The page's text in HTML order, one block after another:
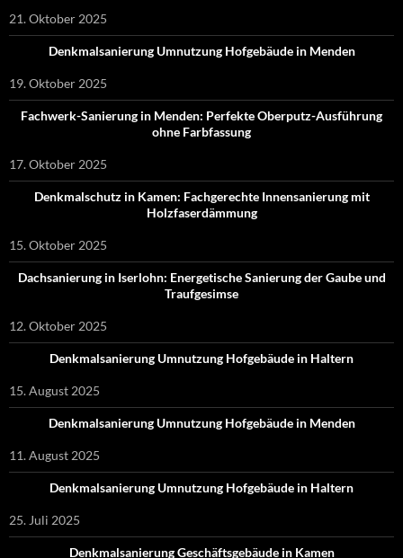
21. Oktober 2025
Denkmalsanierung Umnutzung Hofgebäude in Menden
19. Oktober 2025
Fachwerk-Sanierung in Menden: Perfekte Oberputz-Ausführung
ohne Farbfassung
17. Oktober 2025
Denkmalschutz in Kamen: Fachgerechte Innensanierung mit
Holzfaserdämmung
15. Oktober 2025
Dachsanierung in Iserlohn: Energetische Sanierung der Gaube und
Traufgesimse
12. Oktober 2025
Denkmalsanierung Umnutzung Hofgebäude in Haltern
15. August 2025
Denkmalsanierung Umnutzung Hofgebäude in Menden
11. August 2025
Denkmalsanierung Umnutzung Hofgebäude in Haltern
25. Juli 2025
Denkmalsanierung Geschäftsgebäude in Kamen